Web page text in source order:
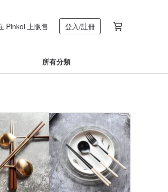
Pinkoi 上販售 登入/註冊
所有分類